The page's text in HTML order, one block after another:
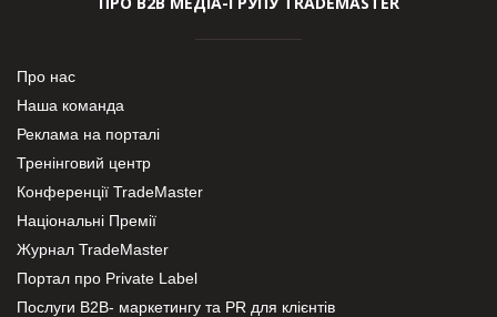
Про нас
Наша команда
Реклама на порталі
Тренінговий центр
Конференції TradeMaster
Національні Премії
Журнал TradeMaster
Портал про Private Label
Послуги В2В- маркетингу та PR для клієнтів